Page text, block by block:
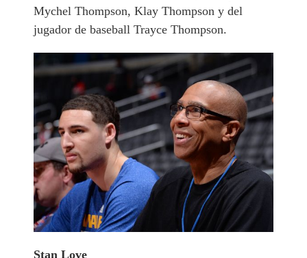
Mychel Thompson, Klay Thompson y del
jugador de baseball Trayce Thompson.
Stan Love